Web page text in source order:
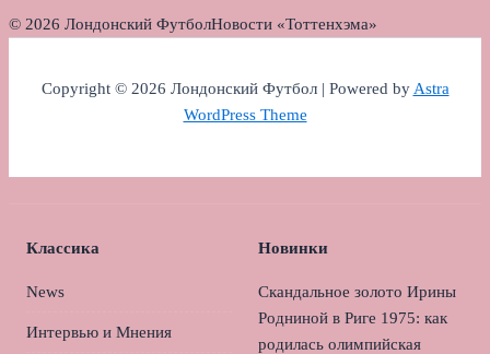
© 2026 Лондонский ФутболНовости «Тоттенхэма»
Copyright © 2026 Лондонский Футбол | Powered byAstra
WordPress Theme
Классика
News
Интервью и Мнения
Новинки
Скандальное золото Ирины
Родниной в Риге 1975: как
родилась олимпийская